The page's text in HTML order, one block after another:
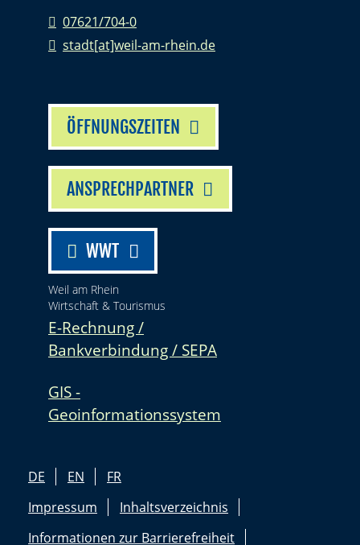
07621/704-0
stadt[at]weil-am-rhein.de
ÖFFNUNGSZEITEN
ANSPRECHPARTNER
WWT
Weil am Rhein
Wirtschaft & Tourismus
E-Rechnung /
Bankverbindung / SEPA
GIS -
Geoinformationssystem
DE EN
FR
Impressum
Inhaltsverzeichnis
Informationen zur Barrierefreiheit